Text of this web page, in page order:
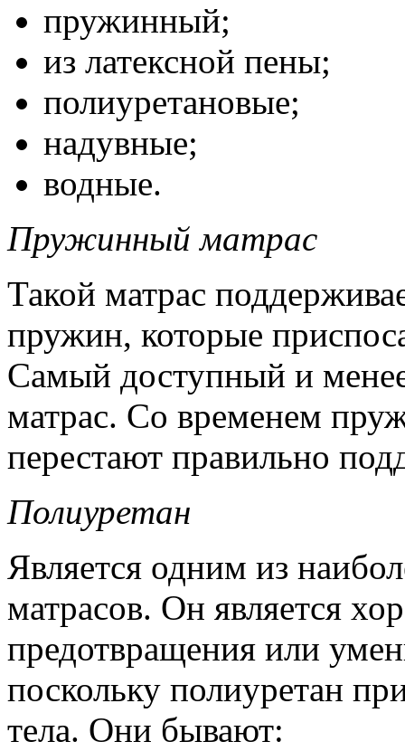
пружинный;
из латексной пены;
полиуретановые;
надувные;
водные.
Пружинный матрас
Такой матрас
пружин, которые
Самый доступный и
матрас. Со временем
перестают правильно
Полиуретан
Является одним из
матрасов. Он является
предотвращения или
поскольку полиуретан
тела. Они бывают: